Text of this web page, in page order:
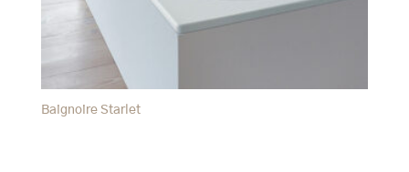
Baignoire Starlet